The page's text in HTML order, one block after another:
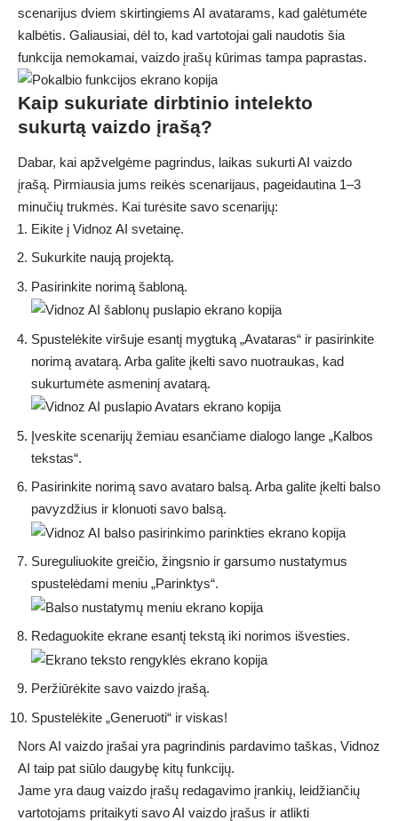
scenarijus dviem skirtingiems AI avatarams, kad galėtumėte
kalbėtis. Galiausiai, dėl to, kad vartotojai gali naudotis šia
funkcija nemokamai, vaizdo įrašų kūrimas tampa paprastas.
Kaip sukuriate dirbtinio intelekto
sukurtą vaizdo įrašą?
Dabar, kai apžvelgėme pagrindus, laikas sukurti AI vaizdo
įrašą. Pirmiausia jums reikės scenarijaus, pageidautina 1–3
minučių trukmės. Kai turėsite savo scenarijų:
Eikite į Vidnoz AI svetainę.
Sukurkite naują projektą.
Pasirinkite norimą šabloną.
Spustelėkite viršuje esantį mygtuką „Avataras“ ir pasirinkite
norimą avatarą. Arba galite įkelti savo nuotraukas, kad
sukurtumėte asmeninį avatarą.
Įveskite scenarijų žemiau esančiame dialogo lange „Kalbos
tekstas“.
Pasirinkite norimą savo avataro balsą. Arba galite įkelti balso
pavyzdžius ir klonuoti savo balsą.
Sureguliuokite greičio, žingsnio ir garsumo nustatymus
spustelėdami meniu „Parinktys“.
Redaguokite ekrane esantį tekstą iki norimos išvesties.
Peržiūrėkite savo vaizdo įrašą.
Spustelėkite „Generuoti“ ir viskas!
Nors AI vaizdo įrašai yra pagrindinis pardavimo taškas, Vidnoz
AI taip pat siūlo daugybę kitų funkcijų.
Jame yra daug vaizdo įrašų redagavimo įrankių, leidžiančių
vartotojams pritaikyti savo AI vaizdo įrašus ir atlikti